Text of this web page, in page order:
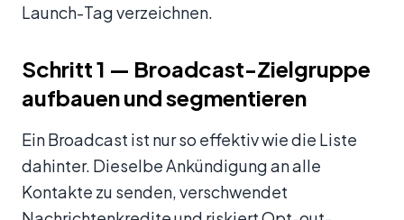
Launch-Tag verzeichnen.
Schritt 1 — Broadcast-Zielgruppe
aufbauen und segmentieren
Ein Broadcast ist nur so effektiv wie die Liste
dahinter. Dieselbe Ankündigung an alle
Kontakte zu senden, verschwendet